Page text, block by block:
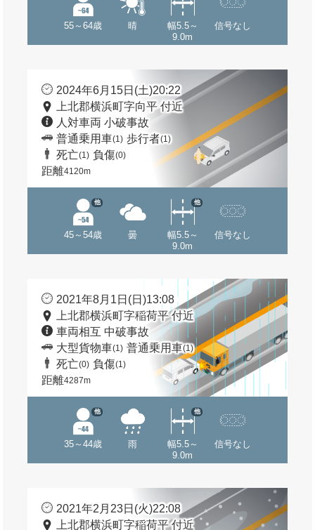
55～64歳 晴
幅5.5～
9.0m
信号なし
2024年6月15日(土)20:22
上北郡横浜町字向平 付近
人対車両 小破事故
普通乗用車(1) 歩行者(1)
死亡(1) 負傷(0)
距離4120m
45～54歳
他
曇
幅5.5～
9.0m
他
信号なし
2021年8月1日(日)13:08
上北郡横浜町字稲荷平 付近
車両相互 中破事故
大型貨物車(1) 普通乗用車(1)
死亡(0) 負傷(1)
距離4287m
35～44歳
他
雨
幅5.5～
9.0m
他
信号なし
2021年2月23日(火)22:08
上北郡横浜町字稲荷平 付近